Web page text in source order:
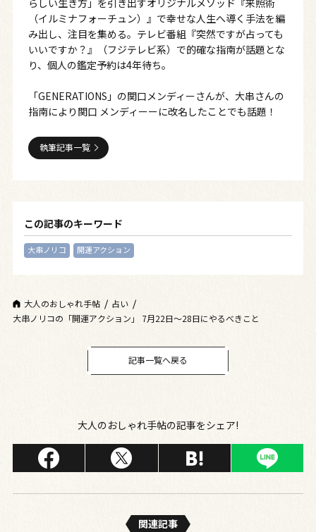
らしい生き方」を引き出すオリジナルメソッド『来照術
（イルミナフォーチュン）』で幸せな人生へ導く手法を編
み出し、注目を集める。テレビ番組『突然ですが占っても
いいですか？』（フジテレビ系）で的確な指南が話題とな
り、個人の鑑定予約は4年待ち。
「GENERATIONS」の関口メンディーさんが、大串さんの
指南により関口 メンディーーに改名したことでも話題！
執筆記事一覧
この記事のキーワード
大串ノリコ 開運アクション
大人のおしゃれ手帖
占い
大串ノリコの「開運アクション」 7月22日～28日にやるべきこと
記事一覧へ戻る
大人のおしゃれ手帖の記事をシェア!
関連記事